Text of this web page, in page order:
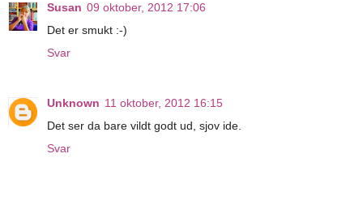
Susan 09 oktober, 2012 17:06
Det er smukt :-)
Svar
Unknown 11 oktober, 2012 16:15
Det ser da bare vildt godt ud, sjov ide.
Svar